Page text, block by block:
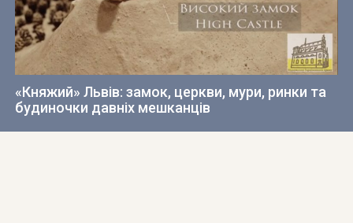
«Княжий» Львів: замок, церкви, мури, ринки та
будиночки давніх мешканців